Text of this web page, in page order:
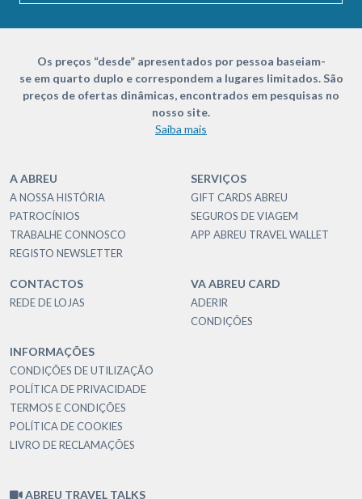
Os preços “desde” apresentados por pessoa baseiam-
se em quarto duplo e correspondem a lugares limitados. São
preços de ofertas dinâmicas, encontrados em pesquisas no
nosso site.
Saiba mais
A ABREU
A NOSSA HISTÓRIA
PATROCÍNIOS
TRABALHE CONNOSCO
REGISTO NEWSLETTER
SERVIÇOS
GIFT CARDS ABREU
SEGUROS DE VIAGEM
APP ABREU TRAVEL WALLET
CONTACTOS
REDE DE LOJAS
VA ABREU CARD
ADERIR
CONDIÇÕES
INFORMAÇÕES
CONDIÇÕES DE UTILIZAÇÃO
POLÍTICA DE PRIVACIDADE
TERMOS E CONDIÇÕES
POLÍTICA DE COOKIES
LIVRO DE RECLAMAÇÕES
ABREU TRAVEL TALKS